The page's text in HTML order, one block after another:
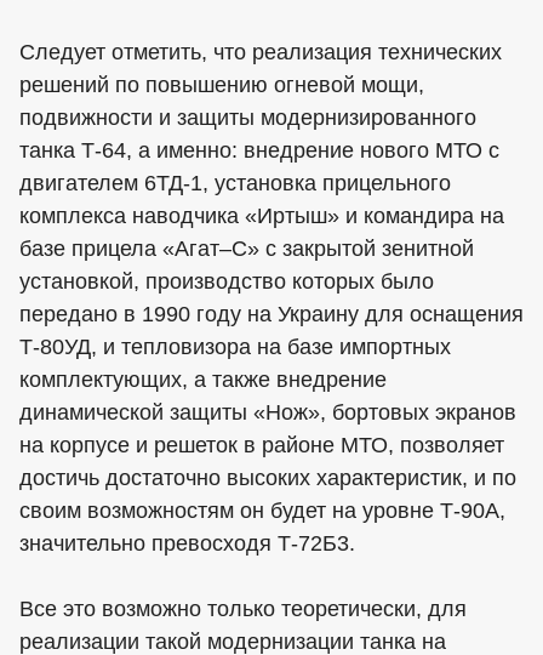
Следует отметить, что реализация технических
решений по повышению огневой мощи,
подвижности и защиты модернизированного
танка Т-64, а именно: внедрение нового МТО с
двигателем 6ТД-1, установка прицельного
комплекса наводчика «Иртыш» и командира на
базе прицела «Агат–С» с закрытой зенитной
установкой, производство которых было
передано в 1990 году на Украину для оснащения
Т-80УД, и тепловизора на базе импортных
комплектующих, а также внедрение
динамической защиты «Нож», бортовых экранов
на корпусе и решеток в районе МТО, позволяет
достичь достаточно высоких характеристик, и по
своим возможностям он будет на уровне Т-90А,
значительно превосходя Т-72Б3.
Все это возможно только теоретически, для
реализации такой модернизации танка на